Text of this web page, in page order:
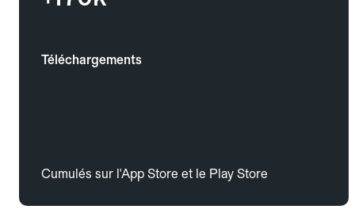
Téléchargements
Cumulés sur l'App Store et le Play Store